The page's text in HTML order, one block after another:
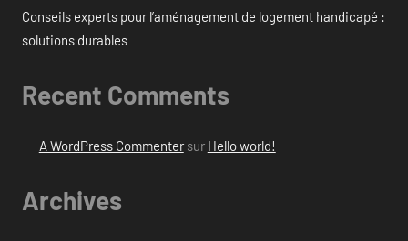
Conseils experts pour l’aménagement de logement handicapé :
solutions durables
Recent Comments
A WordPress Commentersur Hello world!
Archives